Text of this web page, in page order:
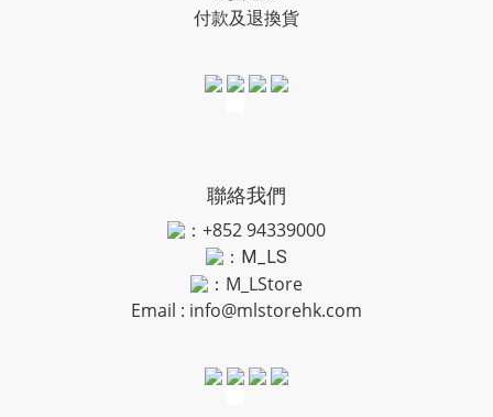
付款及退換貨
聯絡我們
：+852 94339000
： M_LS
：M_LStore
Email : info@mlstorehk.com